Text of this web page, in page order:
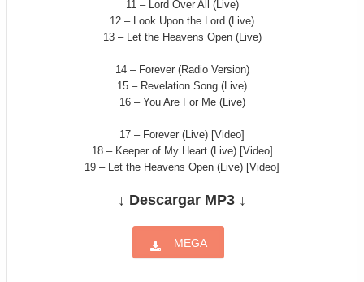
11 – Lord Over All (Live)
12 – Look Upon the Lord (Live)
13 – Let the Heavens Open (Live)
14 – Forever (Radio Version)
15 – Revelation Song (Live)
16 – You Are For Me (Live)
17 – Forever (Live) [Video]
18 – Keeper of My Heart (Live) [Video]
19 – Let the Heavens Open (Live) [Video]
↓ Descargar MP3 ↓
MEGA